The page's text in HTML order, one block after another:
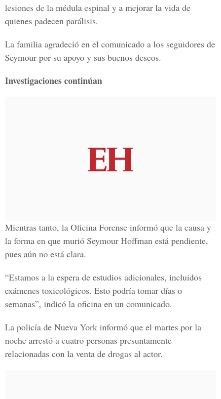
lesiones de la médula espinal y a mejorar la vida de
quienes padecen parálisis.
La familia agradeció en el comunicado a los seguidores de
Seymour por su apoyo y sus buenos deseos.
Investigaciones continúan
Mientras tanto, la Oficina Forense informó que la causa y
la forma en que murió Seymour Hoffman está pendiente,
pues aún no está clara.
“Estamos a la espera de estudios adicionales, incluidos
exámenes toxicológicos. Esto podría tomar días o
semanas”, indicó la oficina en un comunicado.
La policía de Nueva York informó que el martes por la
noche arrestó a cuatro personas presuntamente
relacionadas con la venta de drogas al actor.